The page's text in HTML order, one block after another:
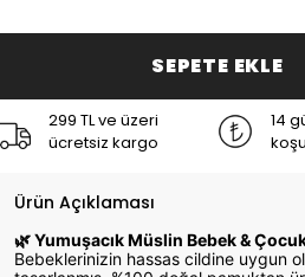
SEPETE EKLE
299 TL ve üzeri
ücretsiz kargo
14
Ürün Açıklaması
🌿 Yumuşacık Müslin Bebek &
Bebeklerinizin hassas cildine uygun